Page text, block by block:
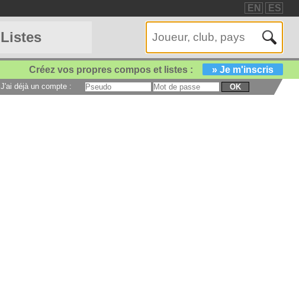
EN ES
Listes
Créez vos propres compos et listes : » Je m'inscris
J'ai déjà un compte : OK